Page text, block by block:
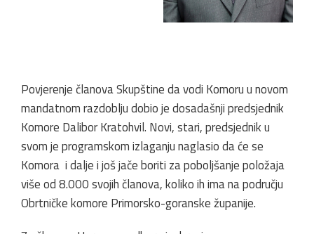
Povjerenje članova Skupštine da vodi Komoru u novom
mandatnom razdoblju dobio je dosadašnji predsjednik
Komore Dalibor Kratohvil. Novi, stari, predsjednik u
svom je programskom izlaganju naglasio da će se
Komora i dalje i još jače boriti za poboljšanje položaja
više od 8.000 svojih članova, koliko ih ima na području
Obrtničke komore Primorsko-goranske županije.